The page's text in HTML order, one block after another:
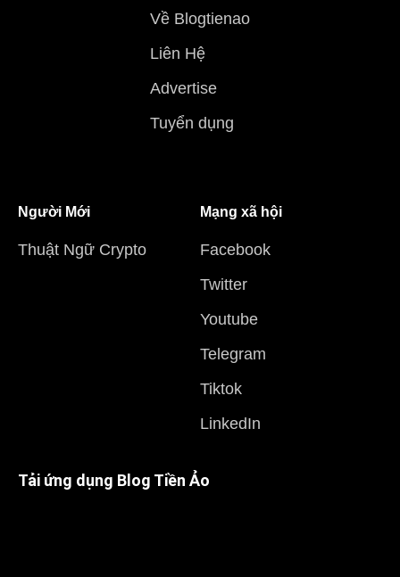
Về Blogtienao
Liên Hệ
Advertise
Tuyển dụng
Người Mới
Thuật Ngữ Crypto
Mạng xã hội
Facebook
Twitter
Youtube
Telegram
Tiktok
LinkedIn
Tải ứng dụng Blog Tiền Ảo